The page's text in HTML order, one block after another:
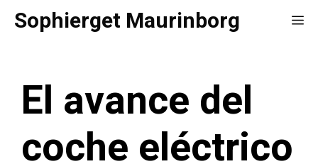
SaltarSophierget Maurinborg
El avance del
coche eléctrico